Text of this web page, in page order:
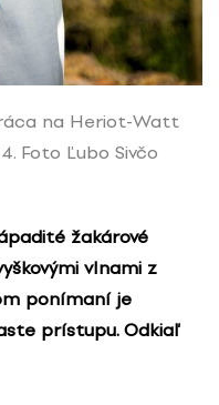
na Heriot-Watt
Foto Ľubo Sivčo
žakárové
vlnami z
ponímaní je
prístupu. Odkiaľ